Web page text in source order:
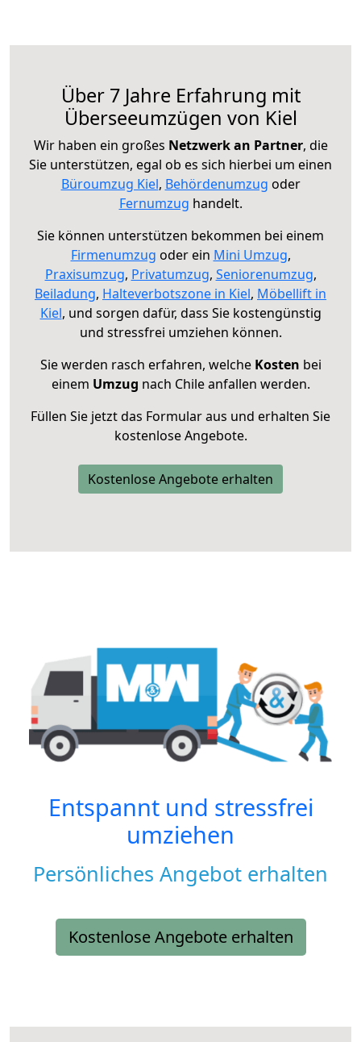
Über 7 Jahre Erfahrung mit
Überseeumzügen von Kiel
Wir haben ein großes Netzwerk an Partner, die
Sie unterstützen, egal ob es sich hierbei um einen
Büroumzug Kiel, Behördenumzug oder
Fernumzug handelt.
Sie können unterstützen bekommen bei einem
Firmenumzug oder ein Mini Umzug,
Praxisumzug, Privatumzug, Seniorenumzug,
Beiladung, Halteverbotszone in Kiel, Möbellift in
Kiel, und sorgen dafür, dass Sie kostengünstig
und stressfrei umziehen können.
Sie werden rasch erfahren, welche Kosten bei
einem Umzug nach Chile anfallen werden.
Füllen Sie jetzt das Formular aus und erhalten Sie
kostenlose Angebote.
Kostenlose Angebote erhalten
Entspannt und stressfrei
umziehen
Persönliches Angebot erhalten
Kostenlose Angebote erhalten